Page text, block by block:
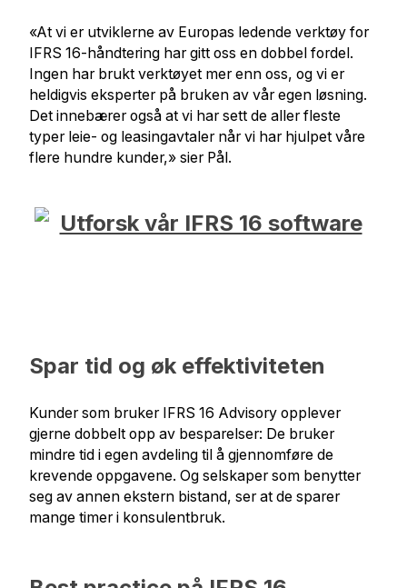
«At vi er utviklerne av Europas ledende verktøy for
IFRS 16-håndtering har gitt oss en dobbel fordel.
Ingen har brukt verktøyet mer enn oss, og vi er
heldigvis eksperter på bruken av vår egen løsning.
Det innebærer også at vi har sett de aller fleste
typer leie- og leasingavtaler når vi har hjulpet våre
flere hundre kunder,» sier Pål.
Spar tid og øk effektiviteten
Kunder som bruker IFRS 16 Advisory opplever
gjerne dobbelt opp av besparelser: De bruker
mindre tid i egen avdeling til å gjennomføre de
krevende oppgavene. Og selskaper som benytter
seg av annen ekstern bistand, ser at de sparer
mange timer i konsulentbruk.